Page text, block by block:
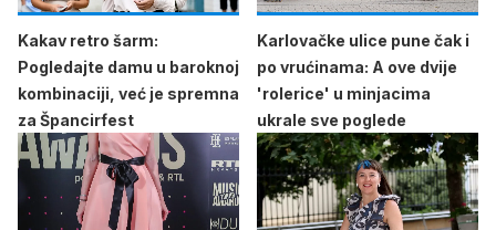
Kakav retro šarm:
Pogledajte damu u baroknoj
kombinaciji, već je spremna
za Špancirfest
Karlovačke ulice pune čak i
po vrućinama: A ove dvije
'rolerice' u minjacima
ukrale sve poglede